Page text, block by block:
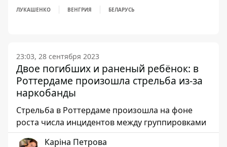
ЛУКАШЕНКО ВЕНГРИЯ БЕЛАРУСЬ
23:03, 28 сентября 2023
Двое погибших и раненый ребёнок: в
Роттердаме произошла стрельба из-за
наркобанды
Стрельба в Роттердаме произошла на фоне
роста числа инцидентов между группировками
Каріна Петрова